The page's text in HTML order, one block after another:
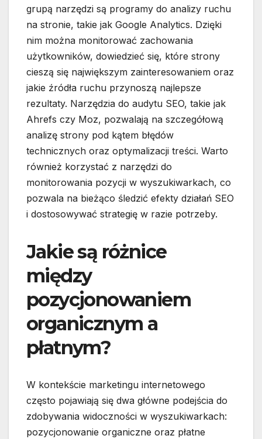
grupą narzędzi są programy do analizy ruchu
na stronie, takie jak Google Analytics. Dzięki
nim można monitorować zachowania
użytkowników, dowiedzieć się, które strony
cieszą się największym zainteresowaniem oraz
jakie źródła ruchu przynoszą najlepsze
rezultaty. Narzędzia do audytu SEO, takie jak
Ahrefs czy Moz, pozwalają na szczegółową
analizę strony pod kątem błędów
technicznych oraz optymalizacji treści. Warto
również korzystać z narzędzi do
monitorowania pozycji w wyszukiwarkach, co
pozwala na bieżąco śledzić efekty działań SEO
i dostosowywać strategię w razie potrzeby.
Jakie są różnice
między
pozycjonowaniem
organicznym a
płatnym?
W kontekście marketingu internetowego
często pojawiają się dwa główne podejścia do
zdobywania widoczności w wyszukiwarkach:
pozycjonowanie organiczne oraz płatne